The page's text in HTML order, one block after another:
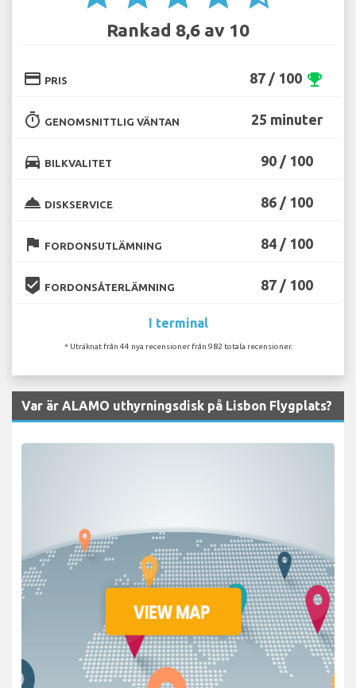
Rankad 8,6 av 10
credit_card PRIS 87 / 100 emoji_events
timer GENOMSNITTLIG VÄNTAN 25 minuter
directions_car BILKVALITET 90 / 100
room_service DISKSERVICE 86 / 100
flag FORDONSUTLÄMNING 84 / 100
beenhere FORDONSÅTERLÄMNING 87 / 100
I terminal
* Uträknat från 44 nya recensioner från 982 totala recensioner.
Var är ALAMO uthyrningsdisk på Lisbon Flygplats?